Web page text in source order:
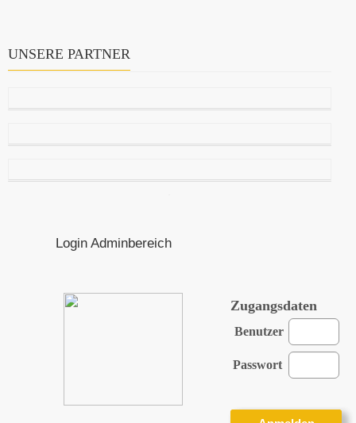
UNSERE PARTNER
Login Adminbereich
Zugangsdaten
Benutzer
Passwort